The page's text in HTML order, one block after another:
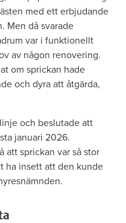
med ett erbjudande
Men då svarade
var i funktionellt
av någon renovering.
om sprickan hade
och dyra att åtgärda,
och beslutade att
januari 2026.
att sprickan var så stor
ha insett att den kunde